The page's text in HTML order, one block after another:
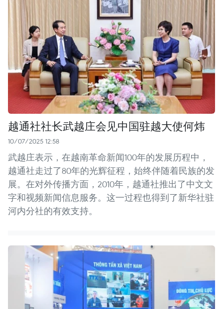
越通社社长武越庄会见中国驻越大使何炜
10/07/2025 12:58
武越庄表示，在越南革命新闻100年的发展历程中，
越通社走过了80年的光辉征程，始终伴随着民族的发
展。在对外传播方面，2010年，越通社推出了中文文
字和视频新闻信息服务。这一过程也得到了新华社驻
河内分社的有效支持。